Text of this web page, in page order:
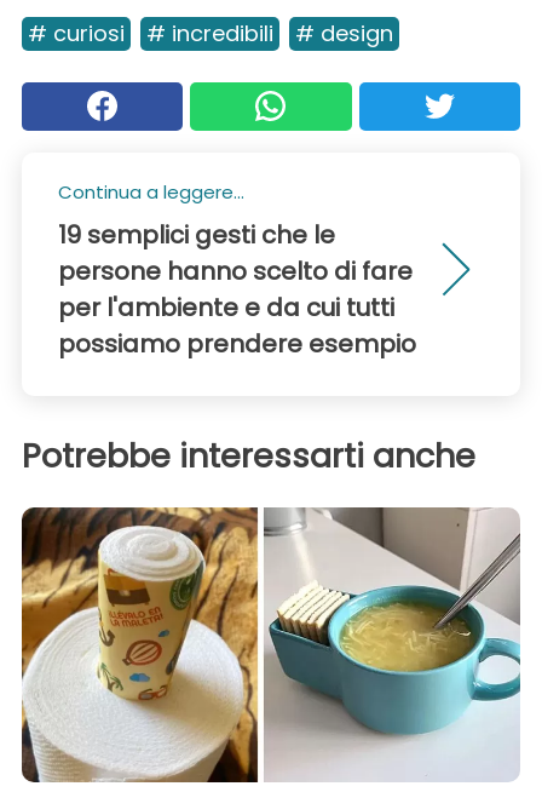
# curiosi # incredibili # design
Continua a leggere...
19 semplici gesti che le
persone hanno scelto di fare
per l'ambiente e da cui tutti
possiamo prendere esempio
Potrebbe interessarti anche